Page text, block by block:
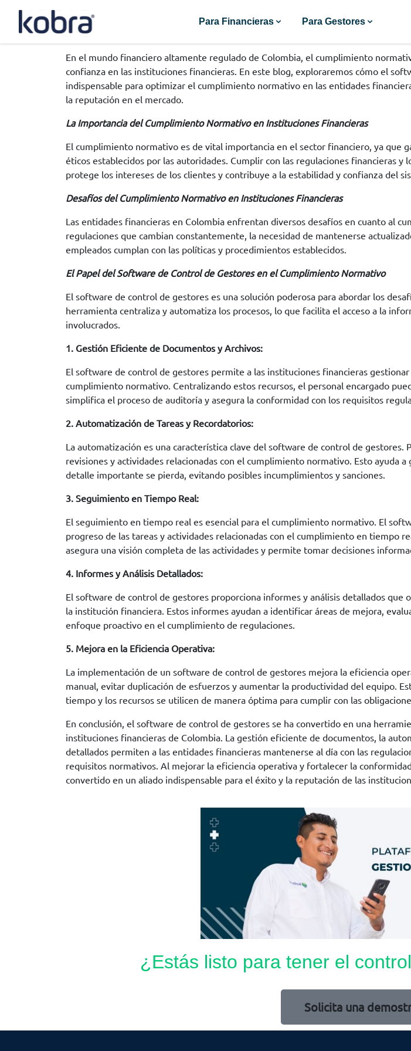
Para Financieras Para Gestores
En el mundo financiero altamente regulado de Colombia, el cumplimiento
confianza en las instituciones financieras. En este blog, exploraremos cómo el
indispensable para optimizar el cumplimiento normativo en las entidades
la reputación en el mercado.
La Importancia del Cumplimiento Normativo en Instituciones Financieras
El cumplimiento normativo es de vital importancia en el sector financiero, ya que
éticos establecidos por las autoridades. Cumplir con las regulaciones financieras
protege los intereses de los clientes y contribuye a la estabilidad y confianza del
Desafíos del Cumplimiento Normativo en Instituciones Financieras
Las entidades financieras en Colombia enfrentan diversos desafíos en cuanto al
regulaciones que cambian constantemente, la necesidad de mantenerse
empleados cumplan con las políticas y procedimientos establecidos.
El Papel del Software de Control de Gestores en el Cumplimiento Normativo
El software de control de gestores es una solución poderosa para abordar los
herramienta centraliza y automatiza los procesos, lo que facilita el acceso a la
involucrados.
1. Gestión Eficiente de Documentos y Archivos:
El software de control de gestores permite a las instituciones financieras
cumplimiento normativo. Centralizando estos recursos, el personal encargado
simplifica el proceso de auditoría y asegura la conformidad con los requisitos
2. Automatización de Tareas y Recordatorios:
La automatización es una característica clave del software de control de
revisiones y actividades relacionadas con el cumplimiento normativo. Esto ayuda
detalle importante se pierda, evitando posibles incumplimientos y sanciones.
3. Seguimiento en Tiempo Real:
El seguimiento en tiempo real es esencial para el cumplimiento normativo. El
progreso de las tareas y actividades relacionadas con el cumplimiento en tiempo
asegura una visión completa de las actividades y permite tomar decisiones
4. Informes y Análisis Detallados:
El software de control de gestores proporciona informes y análisis detallados
la institución financiera. Estos informes ayudan a identificar áreas de mejora,
enfoque proactivo en el cumplimiento de regulaciones.
5. Mejora en la Eficiencia Operativa:
La implementación de un software de control de gestores mejora la eficiencia
manual, evitar duplicación de esfuerzos y aumentar la productividad del equipo.
tiempo y los recursos se utilicen de manera óptima para cumplir con las
En conclusión, el software de control de gestores se ha convertido en una
instituciones financieras de Colombia. La gestión eficiente de documentos, la
detallados permiten a las entidades financieras mantenerse al día con las
requisitos normativos. Al mejorar la eficiencia operativa y fortalecer la
convertido en un aliado indispensable para el éxito y la reputación de las
¿Estás listo para tener el
Solicita una